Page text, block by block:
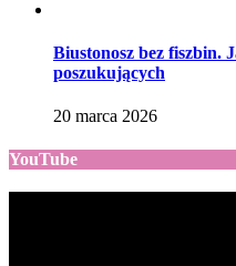
Biustonosz bez fiszbin.
poszukujących
20 marca 2026
YouTube